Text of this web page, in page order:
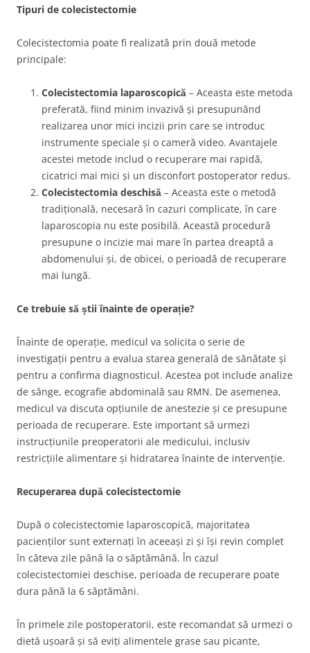
Tipuri de colecistectomie
Colecistectomia poate fi realizată prin două metode
principale:
Colecistectomia laparoscopică – Aceasta este metoda
preferată, fiind minim invazivă și presupunând
realizarea unor mici incizii prin care se introduc
instrumente speciale și o cameră video. Avantajele
acestei metode includ o recuperare mai rapidă,
cicatrici mai mici și un disconfort postoperator redus.
Colecistectomia deschisă – Aceasta este o metodă
tradițională, necesară în cazuri complicate, în care
laparoscopia nu este posibilă. Această procedură
presupune o incizie mai mare în partea dreaptă a
abdomenului și, de obicei, o perioadă de recuperare
mai lungă.
Ce trebuie să știi înainte de operație?
Înainte de operație, medicul va solicita o serie de
investigații pentru a evalua starea generală de sănătate și
pentru a confirma diagnosticul. Acestea pot include analize
de sânge, ecografie abdominală sau RMN. De asemenea,
medicul va discuta opțiunile de anestezie și ce presupune
perioada de recuperare. Este important să urmezi
instrucțiunile preoperatorii ale medicului, inclusiv
restricțiile alimentare și hidratarea înainte de intervenție.
Recuperarea după colecistectomie
După o colecistectomie laparoscopică, majoritatea
pacienților sunt externați în aceeași zi și își revin complet
în câteva zile până la o săptămână. În cazul
colecistectomiei deschise, perioada de recuperare poate
dura până la 6 săptămâni.
În primele zile postoperatorii, este recomandat să urmezi o
dietă ușoară și să eviți alimentele grase sau picante,